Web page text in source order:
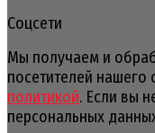
Соцсети
Мы получаем и
посетителей нашего
политикой. Если вы
персональных